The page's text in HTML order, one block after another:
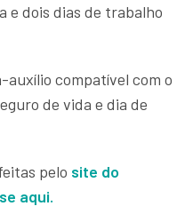
e dois dias de trabalho
auxílio compatível com o
de vida e dia de
pelo site do
aqui.